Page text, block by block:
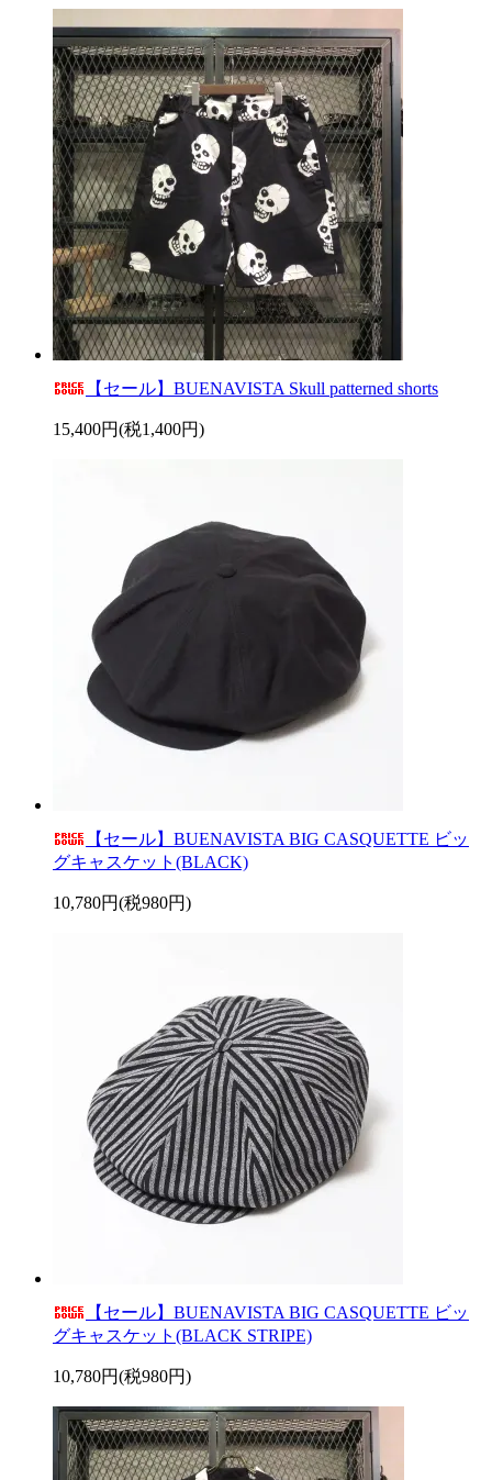
【セール】BUENAVISTA Skull patterned shorts
15,400円(税1,400円)
【セール】BUENAVISTA BIG CASQUETTE ビッ
グキャスケット(BLACK)
10,780円(税980円)
【セール】BUENAVISTA BIG CASQUETTE ビッ
グキャスケット(BLACK STRIPE)
10,780円(税980円)